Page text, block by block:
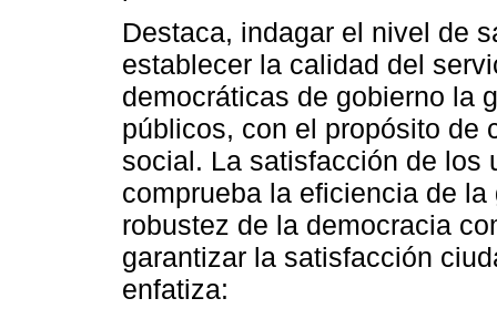
Destaca, indagar el nivel de
establecer la calidad del
democráticas de gobierno la
públicos, con el propósito de
social. La satisfacción de los
comprueba la eficiencia de
robustez de la democracia
garantizar la satisfacción
enfatiza: